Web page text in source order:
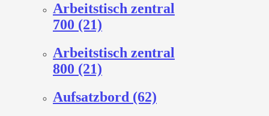
Arbeitstisch zentral
700 (21)
Arbeitstisch zentral
800 (21)
Aufsatzbord (62)